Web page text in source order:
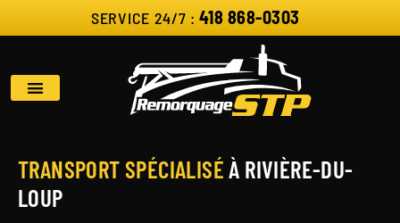
SERVICE 24/7 : 418 868-0303
TRANSPORT SPÉCIALISÉÀ RIVIÈRE-DU-
LOUP